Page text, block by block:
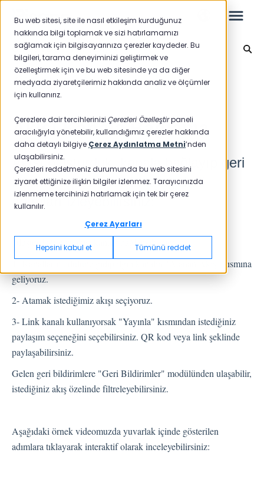
Bu web sitesi, site ile nasıl etkileşim kurduğunuz
hakkında bilgi toplamak ve sizi hatırlamamızı
sağlamak için bilgisayarınıza çerezler kaydeder. Bu
bilgileri, tarama deneyiminizi geliştirmek ve
özelleştirmek için ve bu web sitesinde ya da diğer
medyada ziyaretçilerimiz hakkında analiz ve ölçümler
için kullanırız.
Çerezlere dair tercihlerinizi Çerezleri Özelleştirpaneli
aracılığıyla yönetebilir, kullandığımız çerezler hakkında
daha detaylı bilgiye Çerez Aydınlatma Metni’nden
ulaşabilirsiniz.
Çerezleri reddetmeniz durumunda bu web sitesini
ziyaret ettiğinize ilişkin bilgiler izlenmez. Tarayıcınızda
izlenmeme tercihinizi hatırlamak için tek bir çerez
kullanılır.
Çerez Ayarları
Hepsini kabul et Tümünü reddet
Çalışan Deneyimi (EX)
Leo
Yeni Başlayanlar İçin
Raporlar
NPS
CSAT
Raporlama 2024
Geri Bildirimler
Geri Bildirim
Müşteri Yanıtlama
Geri Bildirimlerle İlgili Sorular
Dışarı Aktar
Atama
Akışlar
Ana sayfaya geri dön
Akışı Kanala Bağlama
Akışı oluşturduk, kanala bağlayıp geri
bildirim toplamak için aşağıdaki
adımları izleyebilirsiniz:
Oluşturduğunuz akışı kanala bağlamak için:
1- Kanallar modülüne gidip ilgili kanalın "Atanan Akış" kısmına
geliyoruz.
2- Atamak istediğimiz akışı seçiyoruz.
3- Link kanalı kullanıyorsak "Yayınla" kısmından istediğiniz
paylaşım seçeneğini seçebilirsiniz. QR kod veya link şeklinde
paylaşabilirsiniz.
Gelen geri bildirimlere "Geri Bildirimler" modülünden ulaşabilir,
istediğiniz akış özelinde filtreleyebilirsiniz.
Aşağıdaki örnek videomuzda yuvarlak içinde gösterilen
adımlara tıklayarak interaktif olarak inceleyebilirsiniz: